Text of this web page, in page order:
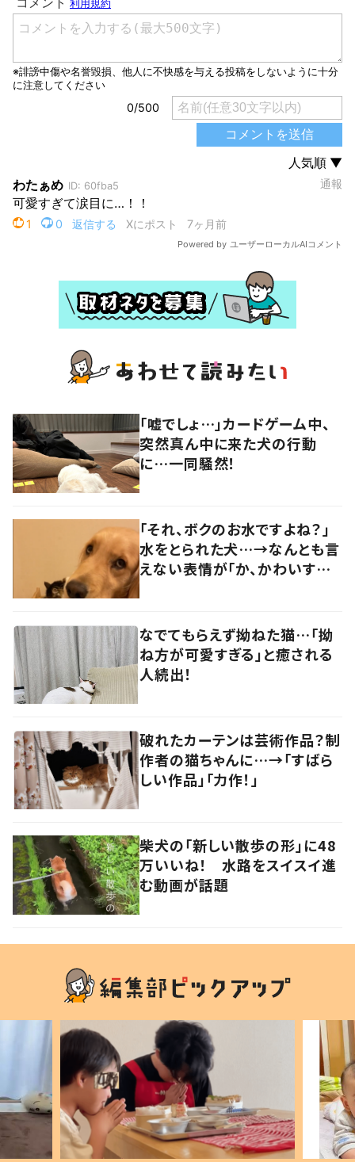
「嘘でしょ…」カードゲーム中、
突然真ん中に来た犬の行動
に…一同騒然！
「それ、ボクのお水ですよね？」
水をとられた犬…→なんとも言
えない表情が「か、かわいすぎ
なでてもらえず拗ねた猫…「拗
ね方が可愛すぎる」と癒される
人続出！
破れたカーテンは芸術作品？制
作者の猫ちゃんに…→「すばら
しい作品」「力作！」
柴犬の「新しい散歩の形」に48
万いいね！ 水路をスイスイ進
む動画が話題